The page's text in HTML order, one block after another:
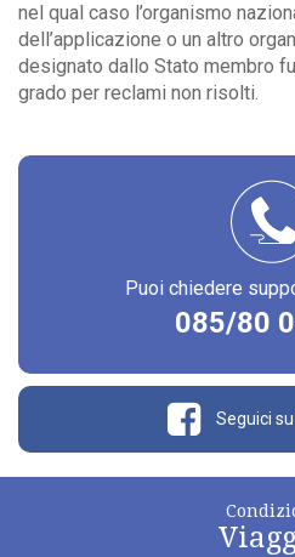
nel qual caso l’organismo
dell’applicazione o un altro
designato dallo Stato membro
grado per reclami non risolti.
Puoi chiedere
085/80
Seguici su